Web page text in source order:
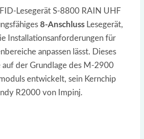
Lesegerät S-8800 RAIN UHF
8-Anschluss Lesegerät,
Installationsanforderungen für
anpassen lässt. Dieses
auf der Grundlage des M-2900
entwickelt, sein Kernchip
R2000 von Impinj.